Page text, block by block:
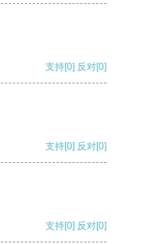
支持[0] 反对[0]
支持[0] 反对[0]
支持[0] 反对[0]